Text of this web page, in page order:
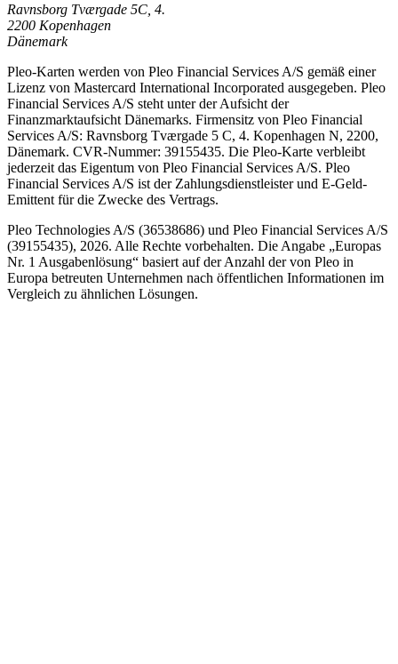
Ravnsborg Tværgade 5C, 4.
2200 Kopenhagen
Dänemark
Pleo-Karten werden von Pleo Financial Services A/S gemäß einer
Lizenz von Mastercard International Incorporated ausgegeben. Pleo
Financial Services A/S steht unter der Aufsicht der
Finanzmarktaufsicht Dänemarks. Firmensitz von Pleo Financial
Services A/S: Ravnsborg Tværgade 5 C, 4. Kopenhagen N, 2200,
Dänemark. CVR-Nummer: 39155435. Die Pleo-Karte verbleibt
jederzeit das Eigentum von Pleo Financial Services A/S. Pleo
Financial Services A/S ist der Zahlungsdienstleister und E-Geld-
Emittent für die Zwecke des Vertrags.
Pleo Technologies A/S (36538686) und Pleo Financial Services A/S
(39155435), 2026. Alle Rechte vorbehalten. Die Angabe „Europas
Nr. 1 Ausgabenlösung“ basiert auf der Anzahl der von Pleo in
Europa betreuten Unternehmen nach öffentlichen Informationen im
Vergleich zu ähnlichen Lösungen.